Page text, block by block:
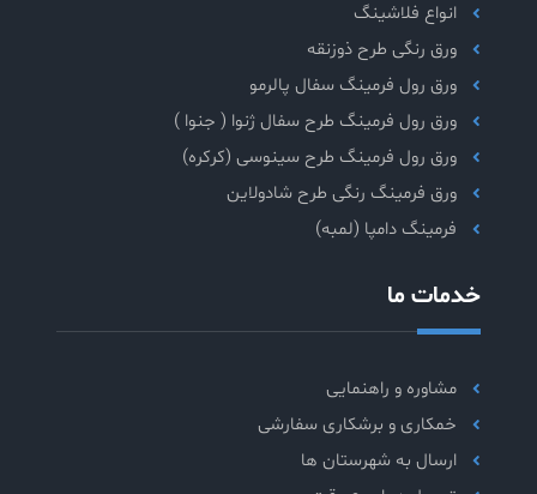
انواع فلاشینگ
ورق رنگی طرح ذوزنقه
ورق رول فرمینگ سفال پالرمو
ورق رول فرمینگ طرح سفال ژنوا ( جنوا )
ورق رول فرمینگ طرح سینوسی (کرکره)
ورق فرمینگ رنگی طرح شادولاین
فرمینگ دامپا (لمبه)
خدمات ما
مشاوره و راهنمایی
خمکاری و برشکاری سفارشی
ارسال به شهرستان ها